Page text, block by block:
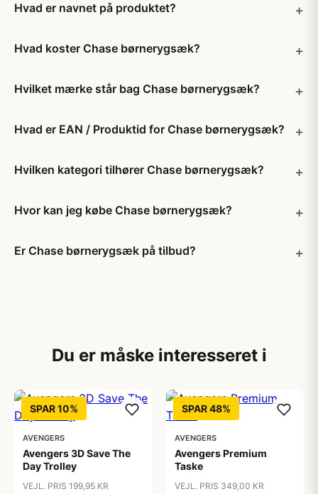
Hvad er navnet på produktet?
Hvad koster Chase børnerygsæk?
Hvilket mærke står bag Chase børnerygsæk?
Hvad er EAN / Produktid for Chase børnerygsæk?
Hvilken kategori tilhører Chase børnerygsæk?
Hvor kan jeg købe Chase børnerygsæk?
Er Chase børnerygsæk på tilbud?
Du er måske interesseret i
SPAR 10%
AVENGERS
Avengers 3D Save The
Day Trolley
VEJL. PRIS 199,95 KR
SPAR 48%
AVENGERS
Avengers Premium
Taske
VEJL. PRIS 349,00 KR